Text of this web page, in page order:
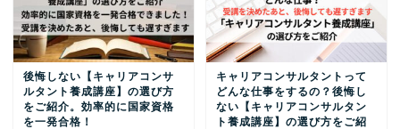
後悔しない【キャリアコンサ
ルタント養成講座】の選び方
をご紹介。効率的に国家資格
を一発合格！
キャリアコンサルタントって
どんな仕事をするの？後悔し
ない【キャリアコンサルタン
ト養成講座】の選び方をご紹